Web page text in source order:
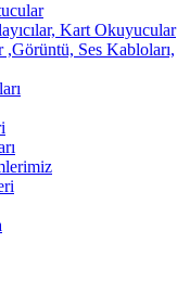
Kart Okuyucular
Ses Kabloları,